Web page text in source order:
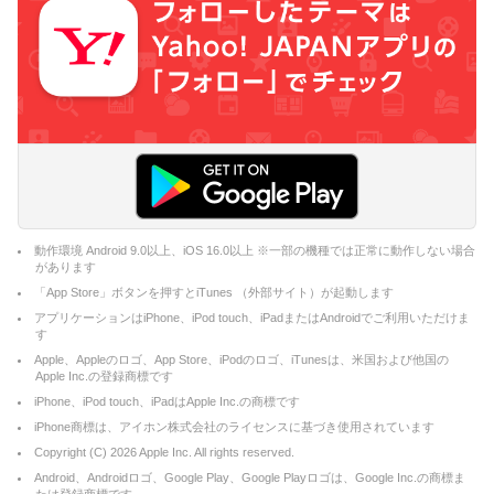
動作環境 Android 9.0以上、iOS 16.0以上 ※一部の機種では正常に動作しない場合
があります
「App Store」ボタンを押すとiTunes （外部サイト）が起動します
アプリケーションはiPhone、iPod touch、iPadまたはAndroidでご利用いただけま
す
Apple、Appleのロゴ、App Store、iPodのロゴ、iTunesは、米国および他国の
Apple Inc.の登録商標です
iPhone、iPod touch、iPadはApple Inc.の商標です
iPhone商標は、アイホン株式会社のライセンスに基づき使用されています
Copyright (C) 2026Apple Inc. All rights reserved.
Android、Androidロゴ、Google Play、Google Playロゴは、Google Inc.の商標ま